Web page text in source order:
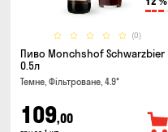
(0)
Пиво Monchshof Schwarzbier
0.5л
Темне, Фільтроване, 4.9°
109,00